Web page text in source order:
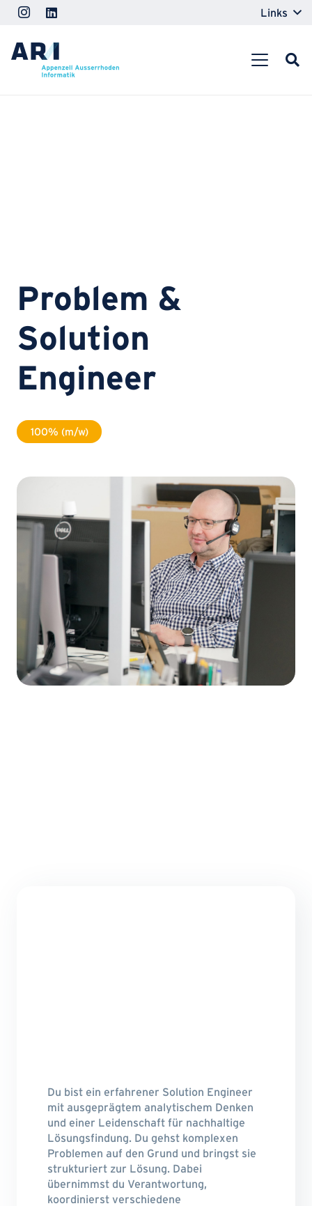
Links
Problem &
Solution
Engineer
100% (m/w)
Du bist ein erfahrener Solution Engineer
mit ausgeprägtem analytischem Denken
und einer Leidenschaft für nachhaltige
Lösungsfindung. Du gehst komplexen
Problemen auf den Grund und bringst sie
strukturiert zur Lösung. Dabei
übernimmst du Verantwortung,
koordinierst verschiedene